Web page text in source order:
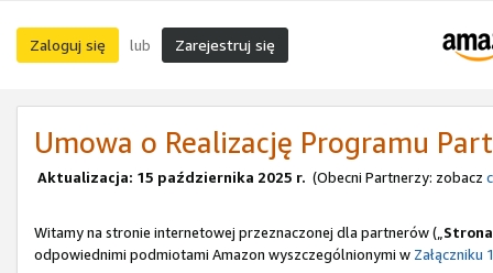
Zaloguj się lub Zarejestruj się
Umowa o Realizację Programu
Aktualizacja: 15 października 2025 r. (Obecni Partnerzy: zobacz
Witamy na stronie internetowej przeznaczonej dla partnerów („
odpowiednimi podmiotami Amazon wyszczególnionymi w Załączniku